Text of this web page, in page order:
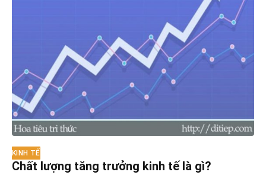
KINH TẾ
Chất lượng tăng trưởng kinh tế là gì?